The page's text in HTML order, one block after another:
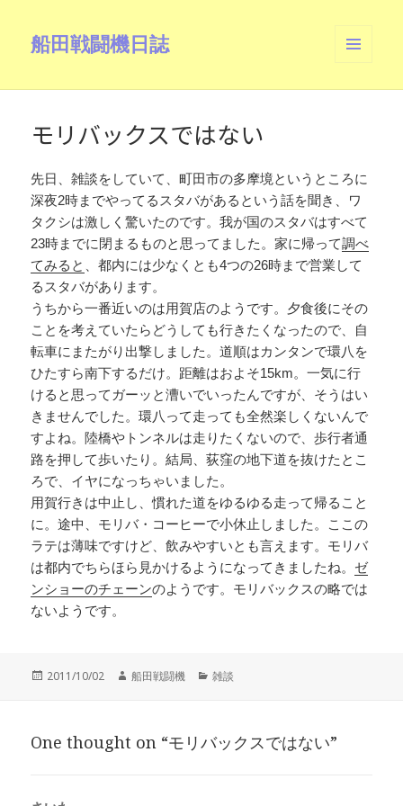
船田戦闘機日誌
ーとウ
モリバックスではない
先日、雑談をしていて、町田市の多摩境というところに
深夜2時までやってるスタバがあるという話を聞き、ワ
タクシは激しく驚いたのです。我が国のスタバはすべて
23時までに閉まるものと思ってました。家に帰って調べ
てみると
、都内には少なくとも4つの26時まで営業して
るスタバがあります。
うちから一番近いのは用賀店のようです。夕食後にその
ことを考えていたらどうしても行きたくなったので、自
転車にまたがり出撃しました。道順はカンタンで環八を
ひたすら南下するだけ。距離はおよそ15km。一気に行
けると思ってガーッと漕いでいったんですが、そうはい
きませんでした。環八って走っても全然楽しくないんで
すよね。陸橋やトンネルは走りたくないので、歩行者通
路を押して歩いたり。結局、荻窪の地下道を抜けたとこ
ろで、イヤになっちゃいました。
用賀行きは中止し、慣れた道をゆるゆる走って帰ること
に。途中、モリバ・コーヒーで小休止しました。ここの
ラテは薄味ですけど、飲みやすいとも言えます。モリバ
は都内でちらほら見かけるようになってきましたね。 ゼ
ンショーのチェーンのようです。モリバックスの略では
ないようです。
投
2011/10/02
作
船田戦闘機
カ
ー
雑談
One thought on “モリバックスではない”